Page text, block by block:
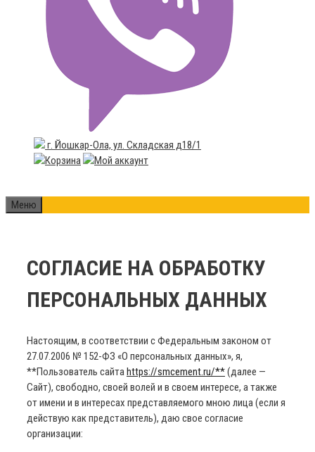
г. Йошкар-Ола, ул. Складская д18/1
Меню
СОГЛАСИЕ НА ОБРАБОТКУ
ПЕРСОНАЛЬНЫХ ДАННЫХ
Настоящим, в соответствии с Федеральным законом от
27.07.2006 № 152-ФЗ «О персональных данных», я,
**Пользователь сайтаhttps://smcement.ru/**(далее —
Сайт), свободно, своей волей и в своем интересе, а также
от имени и в интересах представляемого мною лица (если я
действую как представитель), даю свое согласие
организации: